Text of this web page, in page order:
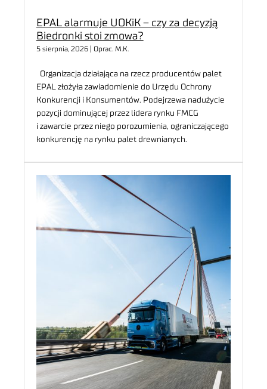
EPAL alarmuje UOKiK – czy za decyzją
Biedronki stoi zmowa?
5 sierpnia, 2026 | Oprac. M.K.
Organizacja działająca na rzecz producentów palet
EPAL złożyła zawiadomienie do Urzędu Ochrony
Konkurencji i Konsumentów. Podejrzewa nadużycie
pozycji dominującej przez lidera rynku FMCG
i zawarcie przez niego porozumienia, ograniczającego
konkurencję na rynku palet drewnianych.